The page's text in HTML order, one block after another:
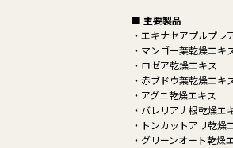
■ 主要製品
エキナセアプルプレ
マンゴー葉乾燥エキ
ロゼア乾燥エキス
赤ブドウ葉乾燥エキ
アグニ乾燥エキス
バレリアナ根乾燥エ
トンカットアリ乾燥
グリーンオート乾燥